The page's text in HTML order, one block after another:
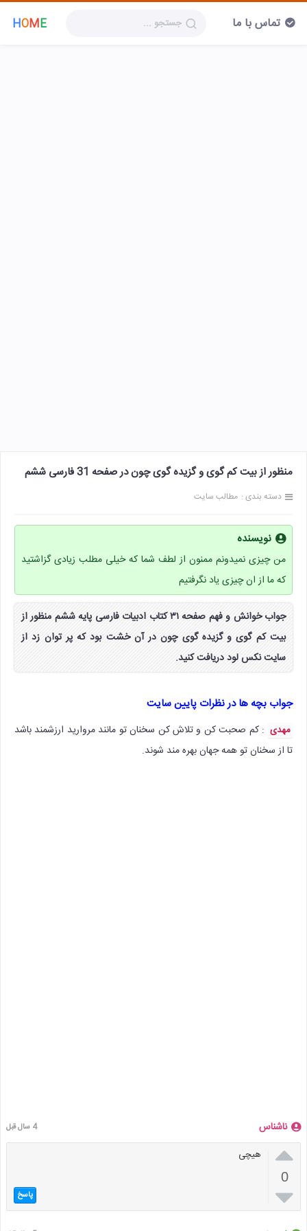
HOME تماس با ما
منظور از بیت کم گوی و گزیده گوی چون در صفحه 31 فارسی ششم
دسته بندی : مطالب سایت
نویسنده
من چیزی نمیدونم ممنون از لطف شما که خیلی مطلب زیادی گزاشتید
که ما از ان چیزی یاد نگرفتیم
جواب خوانش و فهم صفحه ۳۱ کتاب ادبیات فارسی پایه ششم منظور از
بیت کم گوی و گزیده گوی چون در آن خشت بود که پر توان زد از
سایت نکس لود دریافت کنید.
جواب بچه ها در نظرات پایین سایت
مهدی : کم صحبت کن و تلاش کن سخنان تو مانند مروارید ارزشمند باشد
تا از سخنان تو همه جهان بهره مند شوند.
ناشناس 4 سال قبل

0

هیچی
پاسخ